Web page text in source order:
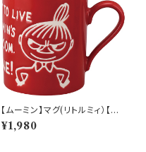
【ムーミン】マグ(リトルミィ）【M
M9000】MM9002-11
¥1,980